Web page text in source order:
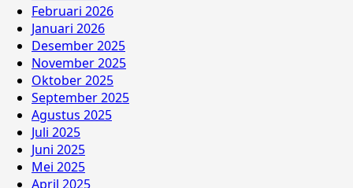
Februari 2026
Januari 2026
Desember 2025
November 2025
Oktober 2025
September 2025
Agustus 2025
Juli 2025
Juni 2025
Mei 2025
April 2025